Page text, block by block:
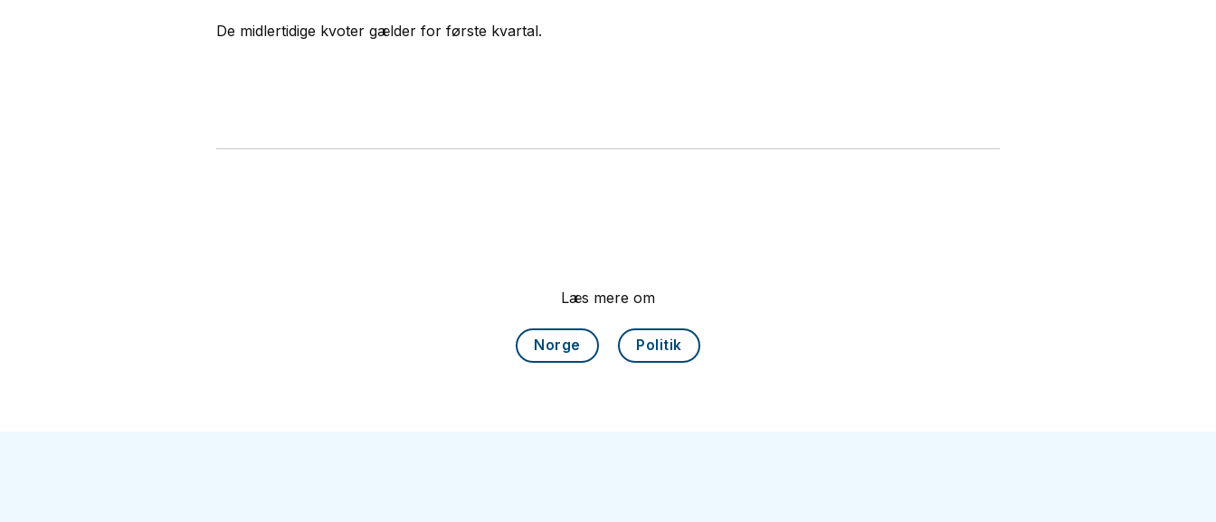
De midlertidige kvoter gælder for første kvartal.
Læs mere om
Norge Politik